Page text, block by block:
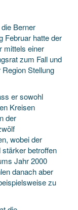
Berner
Februar hatte der
mittels einer
zum Fall und
Stellung
er sowohl
Kreisen
der
wobei der
betroffen
Jahr 2000
danach aber
zu